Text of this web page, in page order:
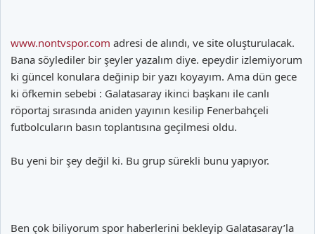
www.nontvspor.com adresi de alındı, ve site oluşturulacak.
Bana söylediler bir şeyler yazalım diye. epeydir izlemiyorum
ki güncel konulara değinip bir yazı koyayım. Ama dün gece
ki öfkemin sebebi : Galatasaray ikinci başkanı ile canlı
röportaj sırasında aniden yayının kesilip Fenerbahçeli
futbolcuların basın toplantısına geçilmesi oldu.
Bu yeni bir şey değil ki. Bu grup sürekli bunu yapıyor.
Ben çok biliyorum spor haberlerini bekleyip Galatasaray’la